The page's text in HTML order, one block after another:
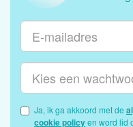
Ja, ik ga akkoord met de
cookie policy